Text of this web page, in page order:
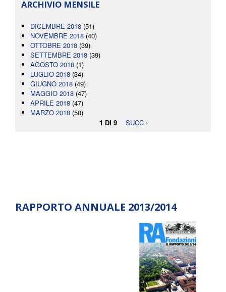
ARCHIVIO MENSILE
DICEMBRE 2018 (51)
NOVEMBRE 2018 (40)
OTTOBRE 2018 (39)
SETTEMBRE 2018 (39)
AGOSTO 2018 (1)
LUGLIO 2018 (34)
GIUGNO 2018 (49)
MAGGIO 2018 (47)
APRILE 2018 (47)
MARZO 2018 (50)
1 DI 9
SUCC ›
RAPPORTO ANNUALE 2013/2014